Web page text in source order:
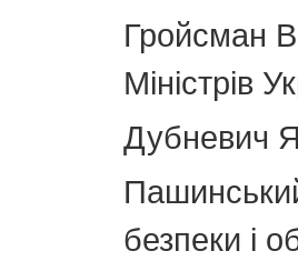
Гройсман
Міністрів
Дубневич
безпеки і